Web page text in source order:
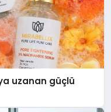
uzanan güçlü